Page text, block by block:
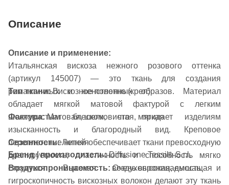
Описание
Описание и применение:
Итальянская вискоза нежного розового оттенка
(артикул 145007) — это ткань для создания
романтичных и женственных образов. Материал
обладает мягкой матовой фактурой с легким
шелковистым блеском, что придает изделиям
изысканность и благородный вид. Креповое
переплетение нитей обеспечивает ткани превосходную
драпируемость, пластичность и способность мягко
струиться. Высокая воздухопроницаемость и
гигроскопичность вискозных волокон делают эту ткань
Тип ткани:Вискозное полотно (креп)
Фактура:Матовая, шелковистая, мягкая
Сезонность:Летняя
Воздухопроницаемость: Очень высокая, дышащая
Бренд / производитель:Diffusione Tessile S.r.l.